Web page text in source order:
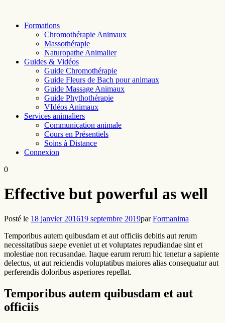
contentFormations
Chromothérapie Animaux
Massothérapie
Naturopathe Animalier
Guides & Vidéos
Guide Chromothérapie
Guide Fleurs de Bach pour animaux
Guide Massage Animaux
Guide Phythothérapie
VIdéos Animaux
Services animaliers
Communication animale
Cours en Présentiels
Soins à Distance
Connexion
0
Effective but powerful as well
Posté le 18 janvier 201619 septembre 2019par Formanima
Temporibus autem quibusdam et aut officiis debitis aut rerum
necessitatibus saepe eveniet ut et voluptates repudiandae sint et
molestiae non recusandae. Itaque earum rerum hic tenetur a sapiente
delectus, ut aut reiciendis voluptatibus maiores alias consequatur aut
perferendis doloribus asperiores repellat.
Temporibus autem quibusdam et aut
officiis